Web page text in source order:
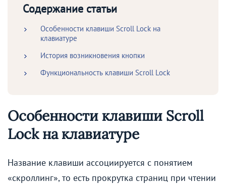
Содержание статьи
Особенности клавиши Scroll Lock на
клавиатуре
История возникновения кнопки
Функциональность клавиши Scroll Lock
Особенности клавиши Scroll
Lock на клавиатуре
Название клавиши ассоциируется с понятием
«скроллинг», то есть прокрутка страниц при чтении